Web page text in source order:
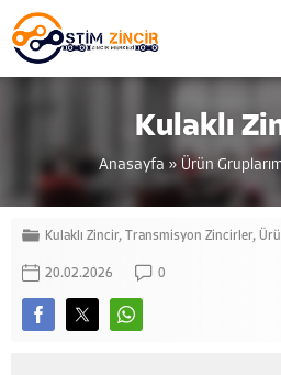
Kulaklı
Anasayfa » Ürün
Kulaklı Zincir, Transmisyon Zincirler,
20.02.2026 0